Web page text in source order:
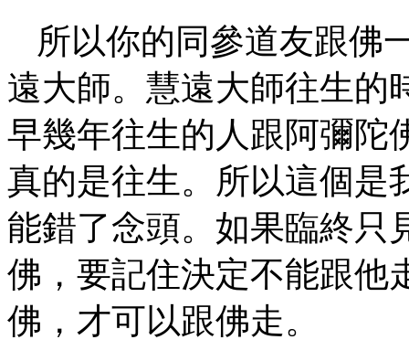
所以你的同參道友跟佛
遠大師。慧遠大師往生的
早幾年往生的人跟阿彌陀
真的是往生。所以這個是
能錯了念頭。如果臨終只
佛，要記住決定不能跟他
佛，才可以跟佛走。